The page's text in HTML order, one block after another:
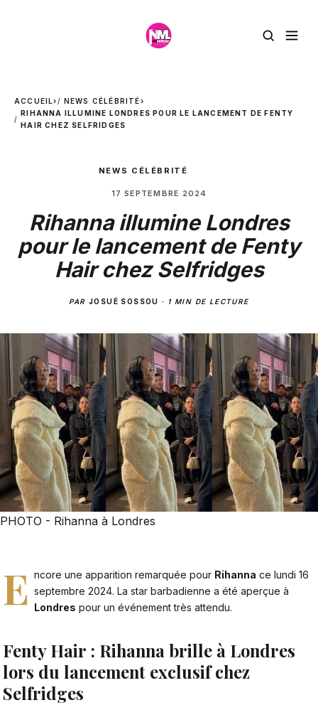
ACCUEIL› NEWS CÉLÉBRITÉ›
RIHANNA ILLUMINE LONDRES POUR LE LANCEMENT DE FENTY
HAIR CHEZ SELFRIDGES
NEWS CÉLÉBRITÉ
17 SEPTEMBRE 2024
Rihanna illumine Londres
pour le lancement de Fenty
Hair chez Selfridges
PARJOSUÉ SOSSOU · 1 MIN DE LECTURE
PHOTO - Rihanna à Londres
E ncore une apparition remarquée pour Rihanna ce lundi 16
septembre 2024. La star barbadienne a été aperçue à
Londres pour un événement très attendu.
Fenty Hair : Rihanna brille à Londres
lors du lancement exclusif chez
Selfridges